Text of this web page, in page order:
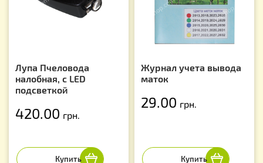
Лупа Пчеловода
налобная, с LED
подсветкой
420.00 грн.
Журнал учета вывода
маток
29.00 грн.